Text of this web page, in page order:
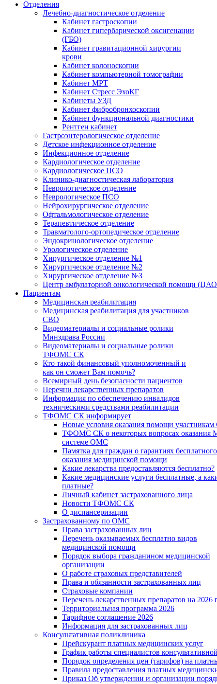
Отделения
Лечебно-диагностическое отделение
Кабинет гастроскопии
Кабинет гипербарической оксигенации
(ГБО)
Кабинет гравитационной хирургии
крови
Кабинет колоноскопии
Кабинет компьютерной томографии
Кабинет МРТ
Кабинет Стресс ЭхоКГ
Кабинеты УЗД
Кабинет фибробронхоскопии
Кабинет функциональной диагностики
Рентген кабинет
Гастроэнтерологическое отделение
Детское инфекционное отделение
Инфекционное отделение
Кардиологическое отделение
Кардиологическое ПСО
Клинико-диагностическая лаборатория
Неврологическое отделение
Неврологическое ПСО
Нейрохирургическое отделение
Офтальмологическое отделение
Терапевтическое отделение
Травматолого-ортопедическое отделение
Эндокринологическое отделение
Урологическое отделение
Хирургическое отделение №1
Хирургическое отделение №2
Хирургическое отделение №3
Центр амбулаторной онкологической помощи
Пациентам
Медицинская реабилитация
Медицинская реабилитация для участников
СВО
Видеоматериалы и социальные ролики
Минздрава России
Видеоматериалы и социальные ролики
ТФОМС СК
Кто такой финансовый уполномоченный и
как он сможет Вам помочь?
Всемирный день безопасности пациентов
Перечни лекарственных препаратов
Информация по обеспечению инвалидов
техническими средствами реабилитации
ТФОМС СК информирует
Новые условия оказания помощи
ТФОМС СК о некоторых вопросах оказания
системе ОМС
Памятка для граждан о гарантиях бесплатного
оказания медицинской помощи
Какие лекарства предоставляются бесплатно?
Какие медицинские услуги бесплатные, а
платные?
Личный кабинет застрахованного лица
Новости ТФОМС СК
О диспансеризации
Застрахованному по ОМС
Права застрахованных лиц
Перечень оказываемых бесплатно видов
медицинской помощи
Порядок выбора гражданином медицинской
организации
О работе страховых представителей
Права и обязанности застрахованных лиц
Страховые компании
Перечень лекарственных препаратов на 2026
Территориальная программа 2026
Тарифное соглашение 2026
Информация для застрахованных лиц
Консультативная поликлиника
Прейскурант платных медицинских услуг
График работы специалистов
Порядок определения цен (тарифов) на
Правила предоставления платных
Приказ Об утверждении и организации